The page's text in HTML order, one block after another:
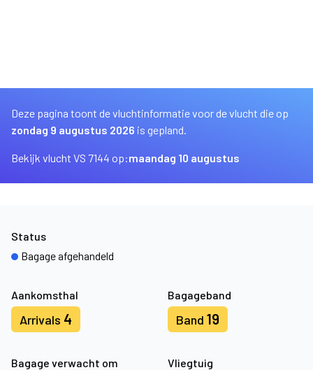
Deze pagina toont de vluchtinformatie voor de vlucht die op
zondag 9 augustus 2026 is gepland.
Bekijk vlucht VS 7144 op:maandag 10 augustus
Aankomsthal
Arrivals 4
Bagageband
Band 19
Bagage verwacht om
Vliegtuig
Status
Bagage afgehandeld